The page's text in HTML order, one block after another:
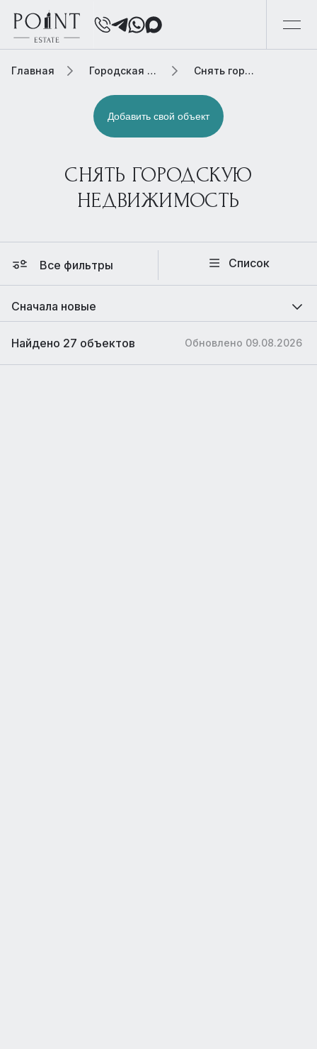
Главная Городская элитная недвижимость Снять городскую недвижимость
Добавить свой объект
СНЯТЬ ГОРОДСКУЮ
НЕДВИЖИМОСТЬ
Все фильтры Список
Сначала новые
Обновлено 09.08.2026
Найдено 27 объектов